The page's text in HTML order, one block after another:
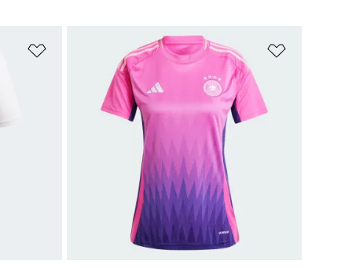
Dodaj do listy życzeń